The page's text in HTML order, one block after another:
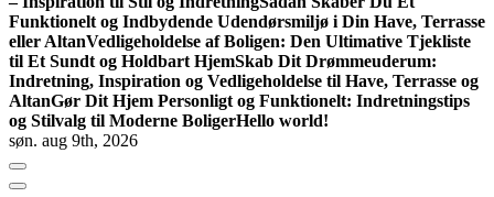
Funktionelt og Indbydende Udendørsmiljø i Din Have, Terrasse
eller AltanVedligeholdelse af Boligen: Den Ultimative Tjekliste
til Et Sundt og Holdbart HjemSkab Dit Drømmeuderum:
Indretning, Inspiration og Vedligeholdelse til Have, Terrasse og
AltanGør Dit Hjem Personligt og Funktionelt: Indretningstips
og Stilvalg til Moderne BoligerHello world!
søn. aug 9th, 2026